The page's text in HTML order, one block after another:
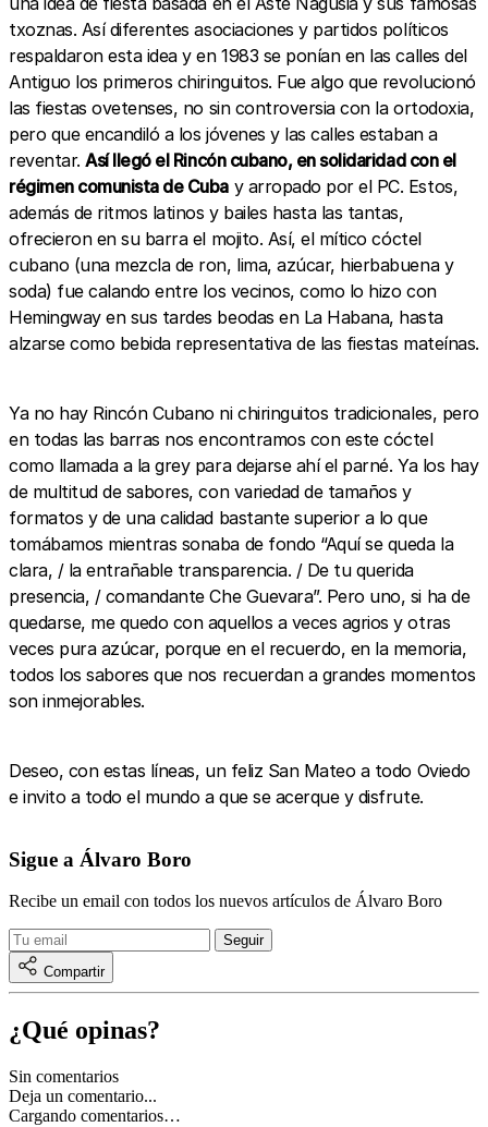
txoznas. Así diferentes asociaciones y partidos políticos
respaldaron esta idea y en 1983 se ponían en las calles del
Antiguo los primeros chiringuitos. Fue algo que revolucionó
las fiestas ovetenses, no sin controversia con la ortodoxia,
pero que encandiló a los jóvenes y las calles estaban a
reventar.Así llegó el Rincón cubano, en solidaridad con el
régimen comunista de Cuba y arropado por el PC. Estos,
además de ritmos latinos y bailes hasta las tantas,
ofrecieron en su barra el mojito. Así, el mítico cóctel
cubano (una mezcla de ron, lima, azúcar, hierbabuena y
soda) fue calando entre los vecinos, como lo hizo con
Hemingway en sus tardes beodas en La Habana, hasta
alzarse como bebida representativa de las fiestas mateínas.
Ya no hay Rincón Cubano ni chiringuitos tradicionales, pero
en todas las barras nos encontramos con este cóctel
como llamada a la grey para dejarse ahí el parné. Ya los hay
de multitud de sabores, con variedad de tamaños y
formatos y de una calidad bastante superior a lo que
tomábamos mientras sonaba de fondo “Aquí se queda la
clara, / la entrañable transparencia. / De tu querida
presencia, / comandante Che Guevara”. Pero uno, si ha de
quedarse, me quedo con aquellos a veces agrios y otras
veces pura azúcar, porque en el recuerdo, en la memoria,
todos los sabores que nos recuerdan a grandes momentos
son inmejorables.
Deseo, con estas líneas, un feliz San Mateo a todo Oviedo
e invito a todo el mundo a que se acerque y disfrute.
Sigue a Álvaro Boro
Recibe un email con todos los nuevos artículos de Álvaro Boro
Compartir
¿Qué opinas?
Sin comentarios
Deja un comentario...
Cargando comentarios…